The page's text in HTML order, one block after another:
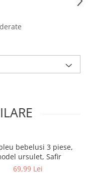
bebelusi 3 piese,
ursulet, Safir
69,99 Lei